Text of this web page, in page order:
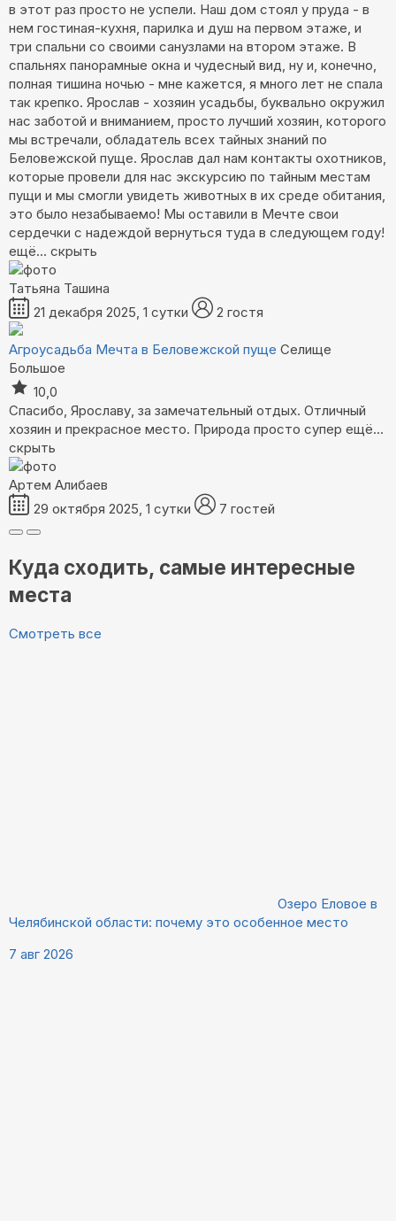
в этот раз просто не успели. Наш дом стоял у пруда - в
нем гостиная-кухня, парилка и душ на первом этаже, и
три спальни со своими санузлами на втором этаже. В
спальнях панорамные окна и чудесный вид, ну и, конечно,
полная тишина ночью - мне кажется, я много лет не спала
так крепко. Ярослав - хозяин усадьбы, буквально окружил
нас заботой и вниманием, просто лучший хозяин, которого
мы встречали, обладатель всех тайных знаний по
Беловежской пуще. Ярослав дал нам контакты охотников,
которые провели для нас экскурсию по тайным местам
пущи и мы смогли увидеть животных в их среде обитания,
это было незабываемо! Мы оставили в Мечте свои
сердечки с надеждой вернуться туда в следующем году!
ещё... скрыть
Татьяна Ташина
21 декабря 2025, 1 сутки
2 гостя
Агроусадьба Мечта в Беловежской пуще Селище
Большое
10,0
Спасибо, Ярославу, за замечательный отдых. Отличный
хозяин и прекрасное место. Природа просто супер ещё...
скрыть
Артем Алибаев
29 октября 2025, 1 сутки
7 гостей
Куда сходить, самые интересные
места
Смотреть все
Озеро Еловое в
Челябинской области: почему это особенное место
7 авг 2026